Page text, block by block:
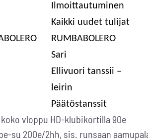
Ilmoittautuminen
Kaikki uudet tulijat
RUMBABOLERO
Sari
Ellivuori tanssii –
leirin
Päätöstanssit
vloppu HD-klubikortilla 90e
su 200e/2hh, sis. runsaan